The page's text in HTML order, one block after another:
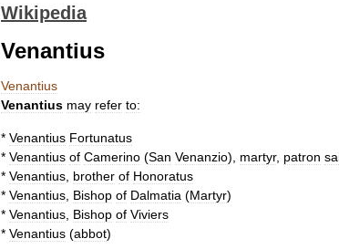
Wikipedia
Venantius
Venantius
Venantius may refer to:
* Venantius Fortunatus
* Venantius of Camerino (San Venanzio), martyr, patron
* Venantius brother of Honoratus
* Venantius Bishop of Dalmatia (Martyr)
* Venantius Bishop of Viviers
* Venantius (abbot)